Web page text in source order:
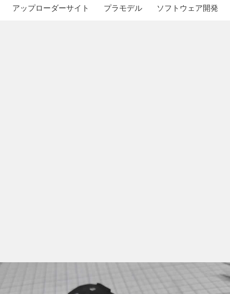
アップローダーサイト プラモデル ソフトウェア開発